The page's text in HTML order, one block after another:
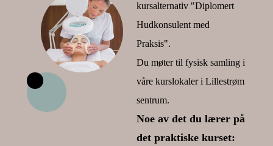
kursalternativ "Diplomert
Hudkonsulent med
Praksis".
Du møter til fysisk samling i
våre kurslokaler i Lillestrøm
sentrum.
Noe av det du lærer på
det praktiske kurset: